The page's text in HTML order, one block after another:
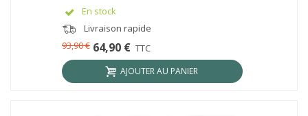
En stock
Livraison rapide
64,90 € TTC
93,90 €
AJOUTER AU PANIER